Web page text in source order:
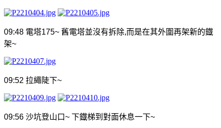
09:48 電塔175~ 舊電塔並沒有拆除,而是在其外圍再架新的鐡
架~
09:52 拉繩陡下~
09:56 沙坑登山口~ 下鐡梯到對面休息一下~